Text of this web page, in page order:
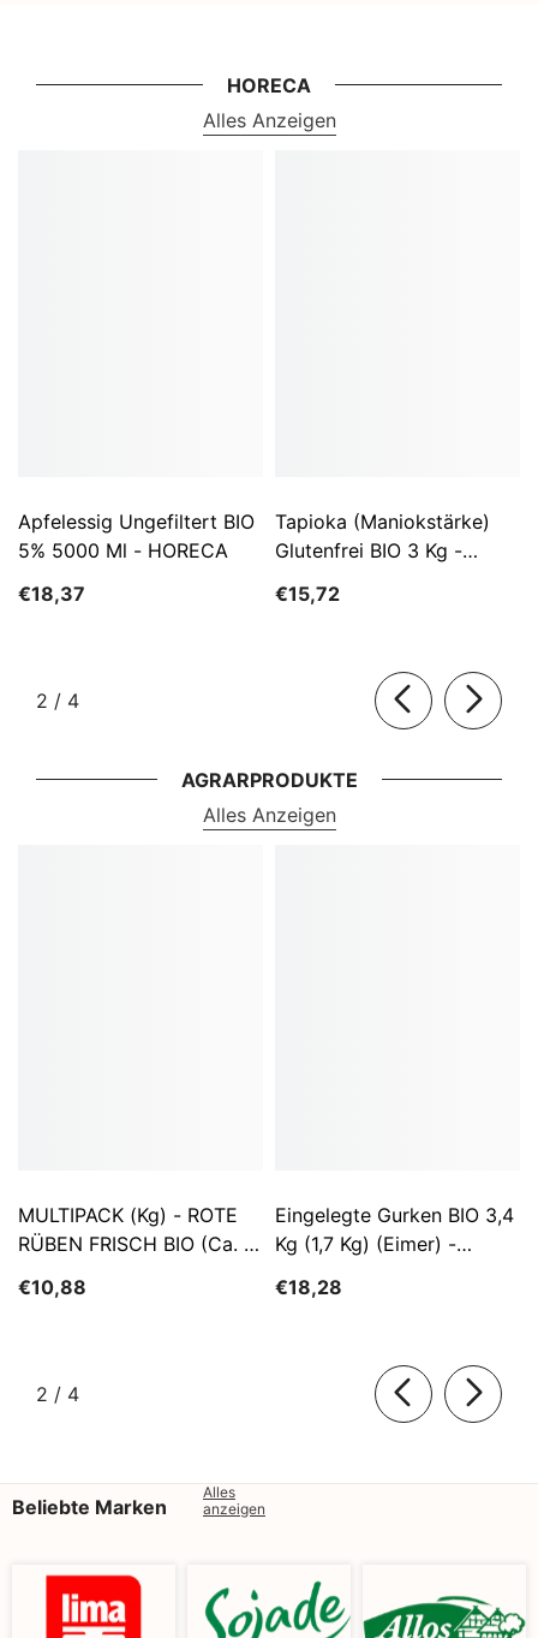
HORECA
Alles Anzeigen
Apfelessig Ungefiltert BIO
5% 5000 Ml - HORECA
€18,37
Tapioka (Maniokstärke)
Glutenfrei BIO 3 Kg -
€15,72
2 / von
4
AGRARPRODUKTE
Alles Anzeigen
MULTIPACK (kg) - ROTE
RÜBEN FRISCH BIO (ca. 5
€10,88
Eingelegte Gurken BIO 3,4
Kg (1,7 Kg) (Eimer) -
€18,28
2 / von
4
Beliebte Marken
Alles
anzeigen